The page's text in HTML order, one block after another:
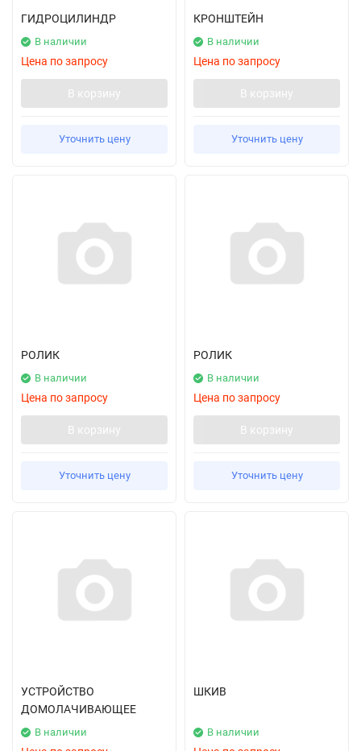
ГИДРОЦИЛИНДР
В наличии
Цена по запросу
В корзину
Уточнить цену
КРОНШТЕЙН
В наличии
Цена по запросу
В корзину
Уточнить цену
РОЛИК
В наличии
Цена по запросу
В корзину
Уточнить цену
РОЛИК
В наличии
Цена по запросу
В корзину
Уточнить цену
УСТРОЙСТВО
ДОМОЛАЧИВАЮЩЕЕ
В наличии
ШКИВ
В наличии